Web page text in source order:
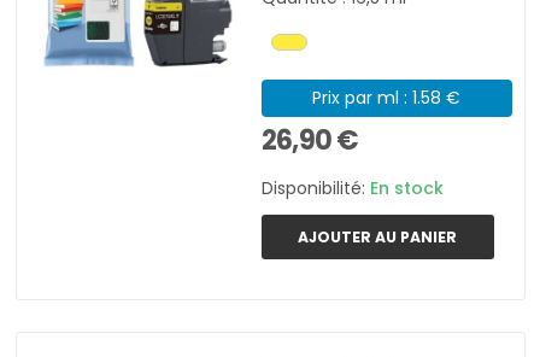
Prix par ml : 1.58 €
26,90 €
Disponibilité: En stock
AJOUTER AU PANIER